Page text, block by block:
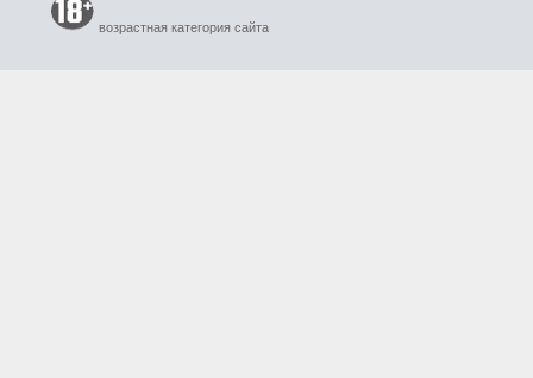
возрастная категория сайта